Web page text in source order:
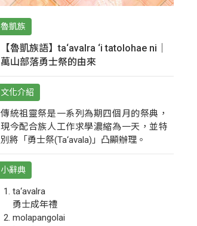
魯凱族
【魯凱族語】ta‘avalra ‘i tatolohae ni｜
萬山部落勇士祭的由來
文化介紹
傳統祖靈祭是一系列為期四個月的祭典，
現今配合族人工作求學濃縮為一天，並特
別將「勇士祭(Ta‘avala)」凸顯辦理。
小辭典
ta‘avalra
勇士成年禮
molapangolai